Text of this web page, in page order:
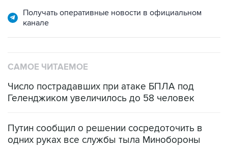
Получать оперативные новости в официальном
канале
САМОЕ ЧИТАЕМОЕ
Число пострадавших при атаке БПЛА под
Геленджиком увеличилось до 58 человек
Путин сообщил о решении сосредоточить в
одних руках все службы тыла Минобороны